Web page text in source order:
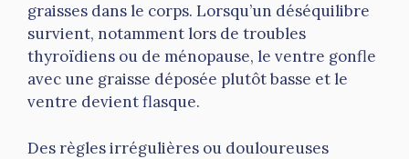
graisses dans le corps. Lorsqu’un déséquilibre
survient, notamment lors de troubles
thyroïdiens ou de ménopause, le ventre gonfle
avec une graisse déposée plutôt basse et le
ventre devient flasque.
Des règles irrégulières ou douloureuses